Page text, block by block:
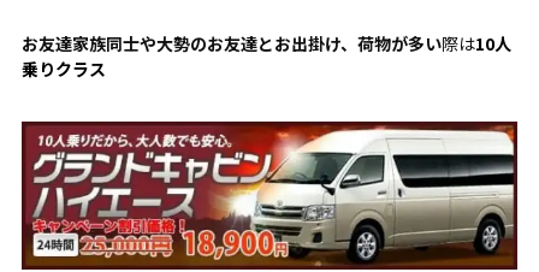
お友達家族同士や大勢のお友達とお出掛け、荷物が多い際は10人
乗りクラス